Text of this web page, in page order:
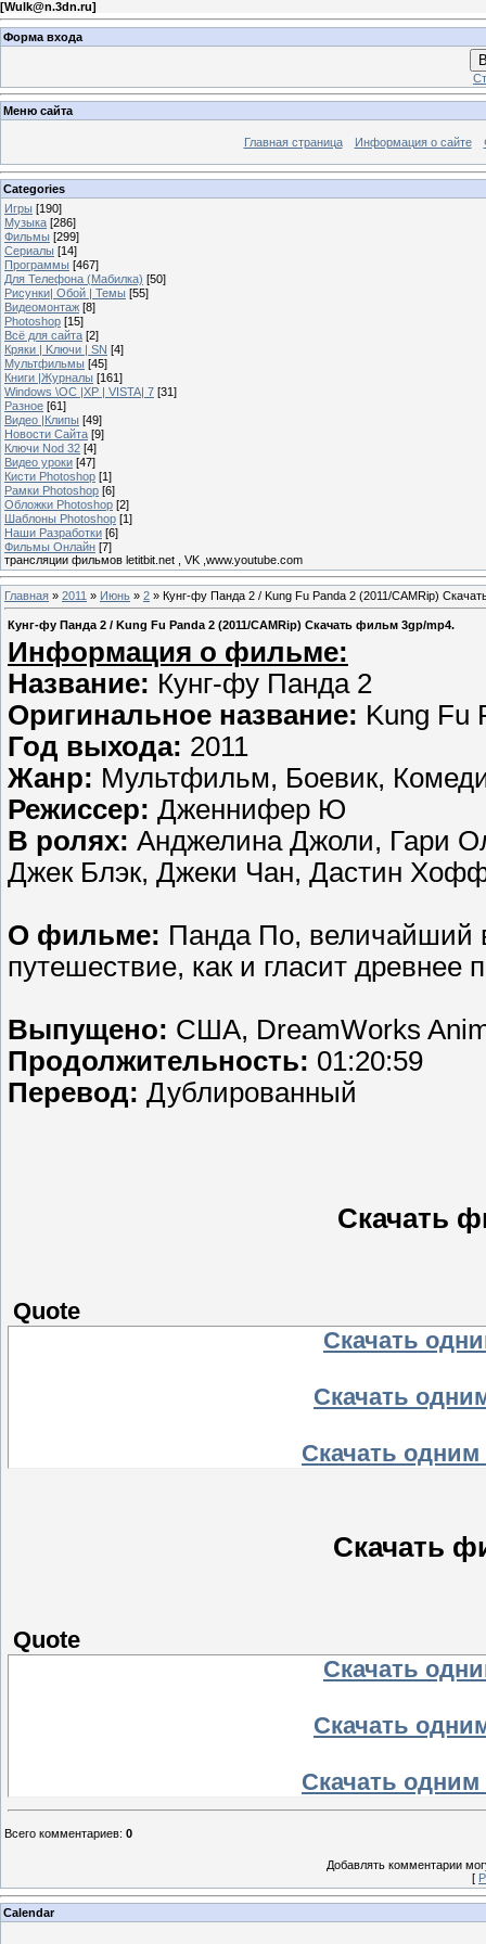
[Wulk@n.3dn.ru]
Форма входа
Меню сайта
Главная страница Информация о сайте
Categories
Игры [190]
Музыка [286]
Фильмы [299]
Сериалы [14]
Программы [467]
Для Телефона (Мабилка) [50]
Рисунки| Обой | Темы [55]
Видеомонтаж [8]
Photoshop [15]
Всё для сайта [2]
Кряки | Kлючи | SN [4]
Мультфильмы [45]
Книги |Журналы [161]
Windows \OC |XP | VISTA| 7 [31]
Разное [61]
Видео |Клипы [49]
Новости Сайта [9]
Ключи Nod 32 [4]
Видео уроки [47]
Кисти Photoshop [1]
Рамки Photoshop [6]
Обложки Photoshop [2]
Шаблоны Photoshop [1]
Наши Разработки [6]
Фильмы Онлайн [7]
трансляции фильмов letitbit.net , VK ,www.youtube.com
Главная » 2011 » Июнь » 2 » Кунг-фу Панда 2 / Kung Fu Panda 2 (2011/CAMRip)
Кунг-фу Панда 2 / Kung Fu Panda 2 (2011/CAMRip) Скачать фильм 3gp/mp4.
Информация о фильме:
Название: Кунг-фу Панда 2
Оригинальное название: Kung Fu
Год выхода: 2011
Жанр: Мультфильм, Боевик,
Режиссер: Дженнифер Ю
В ролях: Анджелина Джоли, Гари
Джек Блэк, Джеки Чан, Дастин
О фильме: Панда По, величайший
путешествие, как и гласит древнее
Выпущено: США, DreamWorks
Продолжительность: 01:20:59
Перевод: Дублированный
Скачать
Quote
Скачать
Скачать
Скачать
Скачать
Quote
Скачать
Скачать
Скачать
Всего комментариев: 0
Добавлять комментарии
[
Calendar